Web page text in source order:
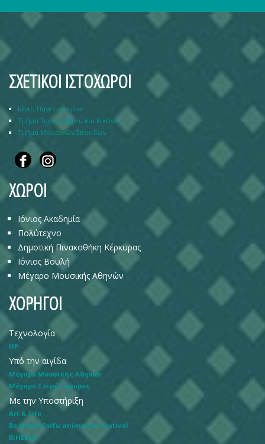
ΣΧΕΤΙΚΟΙ ΙΣΤΟΧΩΡΟΙ
Ιόνιο Πανεπιστήμιο
Τμήμα Τεχνών Ήχου και Εικόνας
Τμήμα Μουσικών Σπουδών
ΧΩΡΟΙ
Ιόνιος Ακαδημία
Πολύτεχνο
Δημοτική Πινακοθήκη Κέρκυρας
Ιόνιος Βουλή
Μέγαρο Μουσικής Αθηνών
ΧΟΡΗΓΟΙ
Τεχνολογία
HP
Υπό την αιγίδα
Μέγαρο Μουσικής Αθηνών
Μέγαρο Σειρά Γέφυρες
Με την Υποστήριξη
Art & Life
Be there! Corfu animation Festival
BiHELab